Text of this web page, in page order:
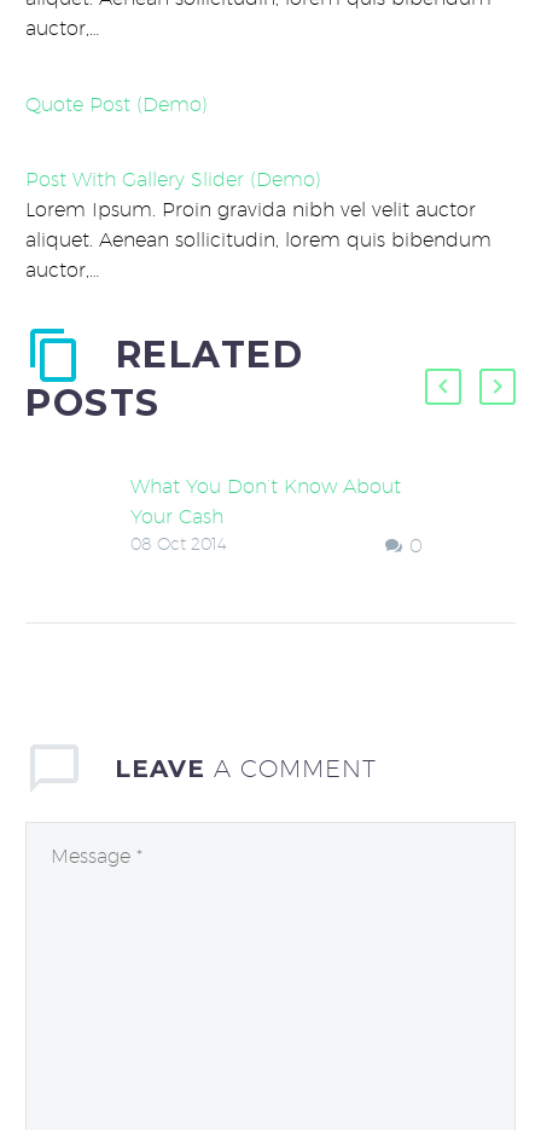
auctor,…
Quote Post (Demo)
Post With Gallery Slider (Demo)
Lorem Ipsum. Proin gravida nibh vel velit auctor
aliquet. Aenean sollicitudin, lorem quis bibendum
auctor,…
RELATED
POSTS
What You Don’t Know About
Your Cash
After three decades in the
0
08 Oct 2014
LEAVE A COMMENT